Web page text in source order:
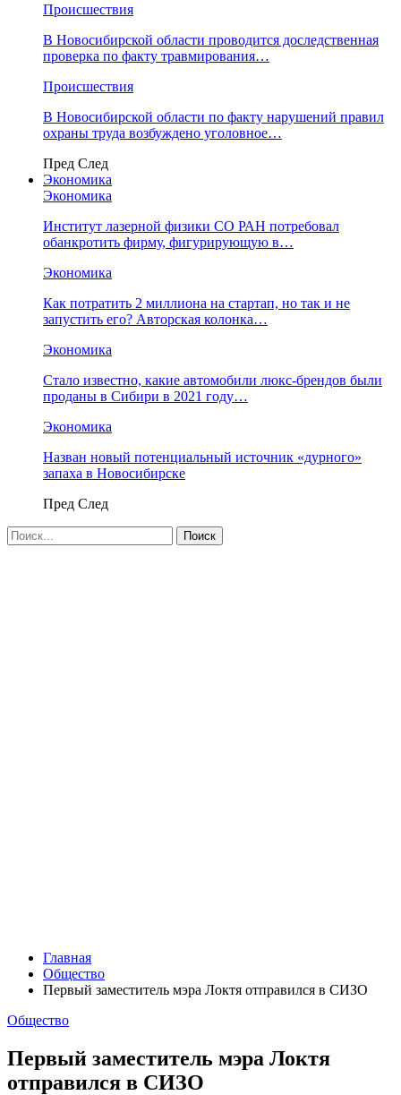
Происшествия
В Новосибирской области проводится доследственная
проверка по факту травмирования…
Происшествия
В Новосибирской области по факту нарушений правил
охраны труда возбуждено уголовное…
Пред След
Экономика
Экономика
Институт лазерной физики СО РАН потребовал
обанкротить фирму, фигурирующую в…
Экономика
Как потратить 2 миллиона на стартап, но так и не
запустить его? Авторская колонка…
Экономика
Стало известно, какие автомобили люкс-брендов были
проданы в Сибири в 2021 году…
Экономика
Назван новый потенциальный источник «дурного»
запаха в Новосибирске
Пред След
Главная
Общество
Первый заместитель мэра Локтя отправился в СИЗО
Общество
Первый заместитель мэра Локтя
отправился в СИЗО